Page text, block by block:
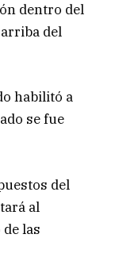
dentro del
del
habilitó a
se fue
del
al
las